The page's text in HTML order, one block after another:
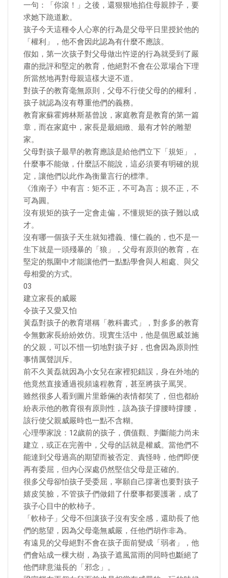
一句：「你滾！」之後，還狠狠地掐住母親脖子，要
求她下跪道歉。
孩子今天這種令人心寒的行為是父母平日里授於他的
「權利」，他不會因此認為有什麼不應該。
假如，第一次孩子對父母做出忤逆的行為就受到了嚴
肅的批評和堅定的教育，他絕對不會在公眾場合下理
所當然地再對母親這樣大逆不道。
對孩子的教育毫無原則，父母不行使父母的的權利，
孩子就認為沒有尊重他們的義務。
教育家蘇霍姆林斯基曾說，家庭教育是教育的第一篇
章，而在家庭中，家長是最細緻、最有才幹的雕塑
家。
父母對孩子最早的教育應該是給他們立下「規矩」，
什麼事不能做，什麼話不能說，這必須要有明確的規
定，讓他們以此作為衡量言行的標準。
《淮南子》中有言：矩不正，不可為言；規不正，不
可為圓。
沒有規矩的孩子一定會走偏，不懂規矩的孩子難以成
才。
沒有哪一個孩子天生就知禮義、懂仁義的，也不是一
生下就是一頭殘暴的「狼」，父母有原則的教育，在
堅定的氛圍中才能讓他們一點點學會與人相處、與父
母相愛的方式。
03
建立家長的威嚴
令孩子又愛又怕
黃磊對孩子的教育堪稱「教科書式」，對多多的教育
令無數家長紛紛效仿。現實生活中，他是個恩威並施
的父親，可以不惜一切地對孩子好，也會因為原則性
事情厲聲訓斥。
前不久黃磊就因為小女兒在家裡犯錯誤，身在外地的
他竟然直接通過視頻遠程教育，甚至將孩子罵哭。
雖然很多人看到圖片里爺倆的表情都笑了，但也都紛
紛表示他的教育很有原則性，該為孩子撐腰時撐腰，
該行使父親威嚴時也一點不含糊。
心理學家說：12歲前的孩子，價值觀、判斷能力尚未
建立，或正在完善中，父母的話就是權威。當他們不
能達到父母過高的期望而被否定、責怪時，他們即便
再有委屈，但內心深處仍然堅信父母是正確的。
很多父母卻怕孩子受委屈，寧願自己撐著也要對孩子
嬉皮笑臉，不管孩子們做錯了什麼事都要護著，成了
孩子心目中的軟柿子。
「軟柿子」父母不但讓孩子沒有安全感，還助長了他
們的慾望，因為父母毫無威嚴，任他們胡作非為。
有遠見的父母絕對不會在孩子面前變成「弱者」，他
們會站成一棵大樹，為孩子遮風當雨的同時也斷絕了
他們肆意滋長的「邪念」。